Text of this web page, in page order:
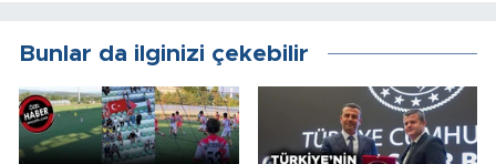
Bunlar da ilginizi çekebilir